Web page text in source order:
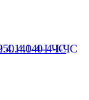
4-I-ЧС